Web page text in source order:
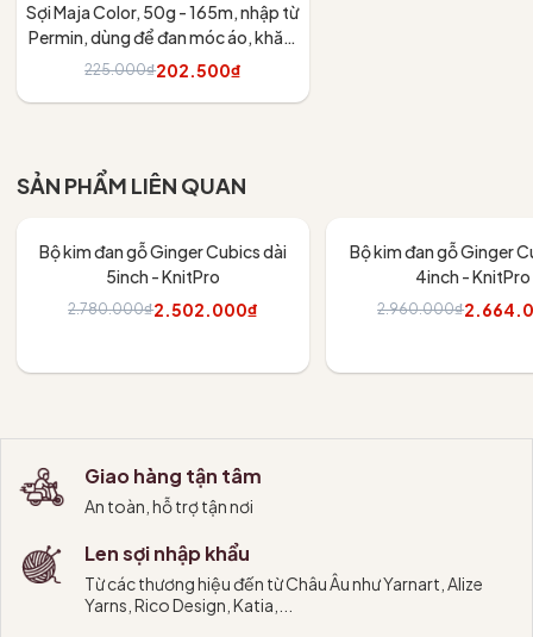
Sợi Maja Color, 50g - 165m, nhập từ
Permin, dùng để đan móc áo, khăn,
váy
225.000₫202.500₫
SẢN PHẨM LIÊN QUAN
Bộ kim đan gỗ Ginger Cubics dài
5inch - KnitPro
2.780.000₫2.502.000₫
Bộ kim đan gỗ Ginger
4inch - KnitPro
2.960.000₫
Giao hàng tận tâm
An toàn, hỗ trợ tận nơi
Len sợi nhập khẩu
Từ các thương hiệu đến từ Châu Âu như Yarnart, Alize
Yarns, Rico Design, Katia,...